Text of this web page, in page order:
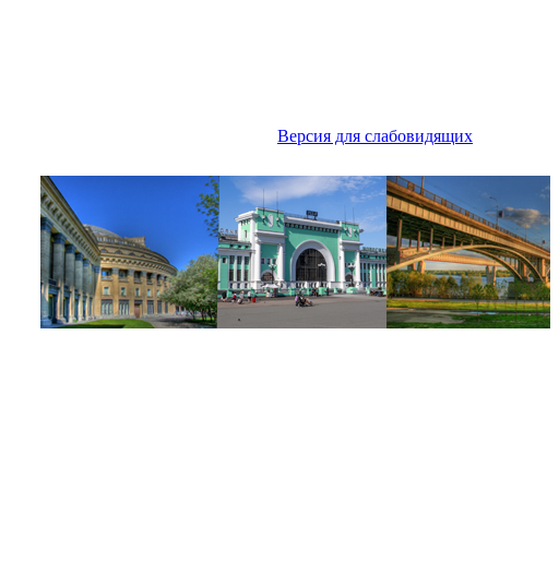
Версия для слабовидящих